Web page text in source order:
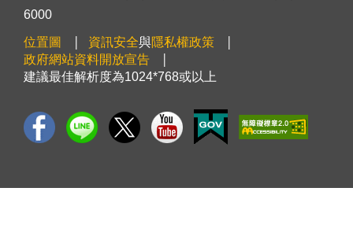
6000
位置圖 資訊安全與隱私權政策
政府網站資料開放宣告
建議最佳解析度為1024*768或以上